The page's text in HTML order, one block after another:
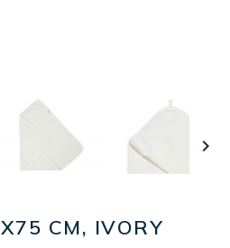

CM, IVORY